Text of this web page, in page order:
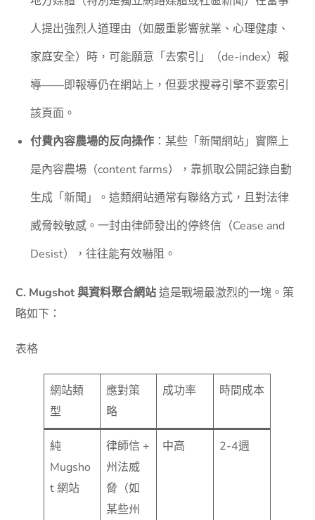
人提出強烈人道理由（如嚴重影響就業、心理健康、
家庭安全）時，可能願意「去索引」（de-index）報
導——即報導仍在網站上，但要求搜尋引擎不要索引
該頁面。
付費內容農場的反向操作 ：某些「新聞網站」實際上
是內容農場（content farms），靠抓取公開記錄自動
生成「新聞」。這類網站通常有聯絡方式，且對法律
威脅較敏感。一封由律師發出的停終信（Cease and
Desist），往往能有效嚇阻。
C. Mugshot 與資料聚合網站這是戰場最激烈的一塊。策
略如下：
表格
網站類
型
應對策
略
成功率 時間成本
純
Mugsho
t 網站
律師信 +
州法威
脅（如
某些州
中高 2-4週